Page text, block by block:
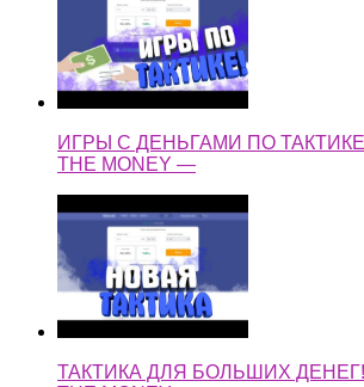
ИГРЫ С ДЕНЬГАМИ ПО ТАКТИКЕ!
THE MONEY —
ТАКТИКА ДЛЯ БОЛЬШИХ ДЕНЕГ! /